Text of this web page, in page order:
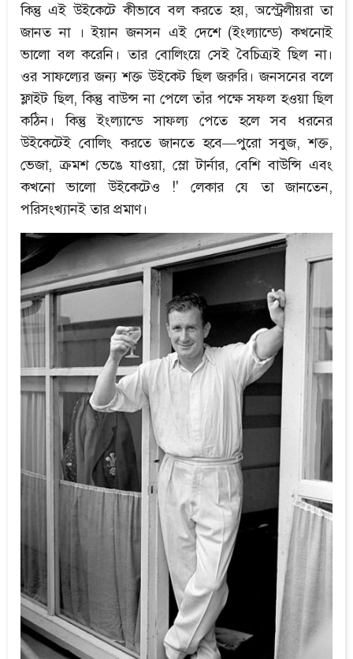
কিন্তু এই উইকেটে কীভাবে বল করতে হয়, অস্ট্রেলীয়রা তা
জানত না । ইয়ান জনসন এই দেশে (ইংল্যান্ডে) কখনোই
ভালো বল করেনি। তার বোলিংয়ে সেই বৈচিত্র্যই ছিল না।
ওর সাফল্যের জন্য শক্ত উইকেট ছিল জরুরি। জনসনের বলে
ফ্লাইট ছিল, কিন্তু বাউন্স না পেলে তাঁর পক্ষে সফল হওয়া ছিল
কঠিন। কিন্তু ইংল্যান্ডে সাফল্য পেতে হলে সব ধরনের
উইকেটেই বোলিং করতে জানতে হবে—পুরো সবুজ, শক্ত,
ভেজা, ক্রমশ ভেঙে যাওয়া, স্লো টার্নার, বেশি বাউন্সি এবং
কখনো ভালো উইকেটেও !' লেকার যে তা জানতেন,
পরিসংখ্যানই তার প্রমাণ।